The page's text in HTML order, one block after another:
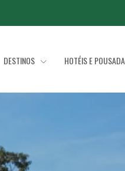
DESTINOS HOTÉIS E